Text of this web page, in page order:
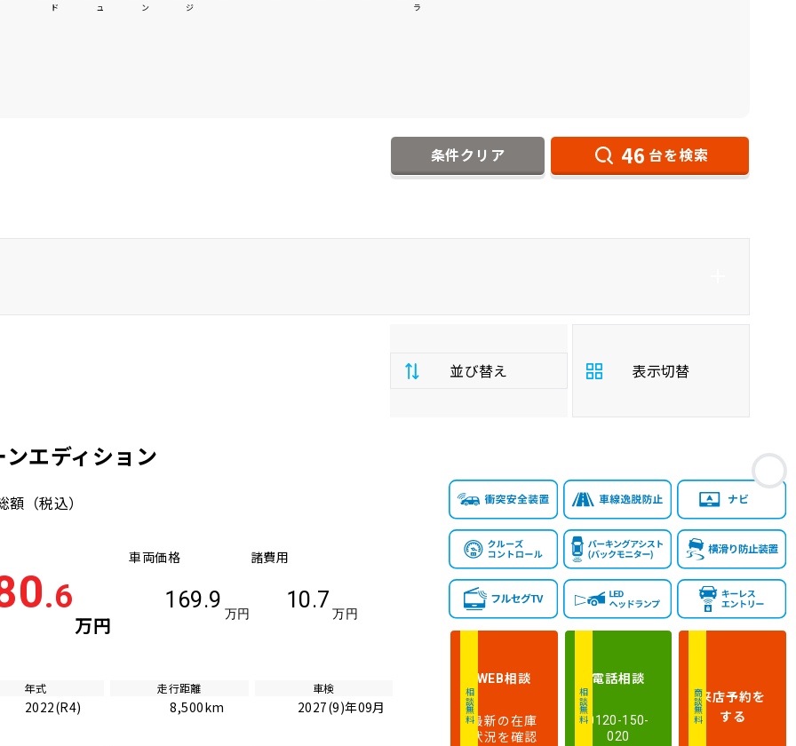
ド
ュ
ン
ジ
ラ
条件クリア 46 台を検索
並び替え
払
総
額
安い順 高い順
年
式
新しい順 古い順
走
行
少ない順 多い順
気
量
大きい順 小さい順
表示切替
お
エディション
額 （税込）
.6
万円
車両価格
169.9
万円
諸費用
10.7
万円
年式
2022(R4)
走行距離
8,500km
車検
2027(9)年09月 相談無料
WEB相談
最新の在庫
状況を確認
相談無料
電話相談
0120-150-
020
商談無料来店予約を
する